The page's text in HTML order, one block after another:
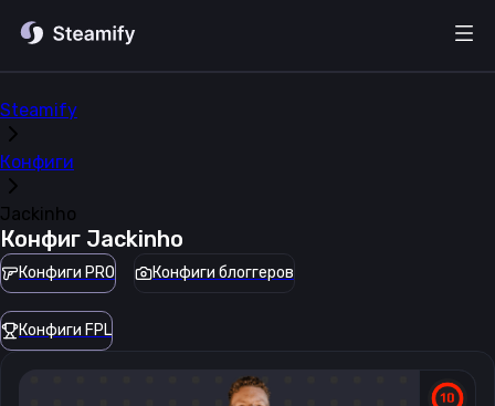
Steamify
Конфиги
Jackinho
Конфиг Jackinho
Конфиги PRO Конфиги блоггеров
Конфиги FPL